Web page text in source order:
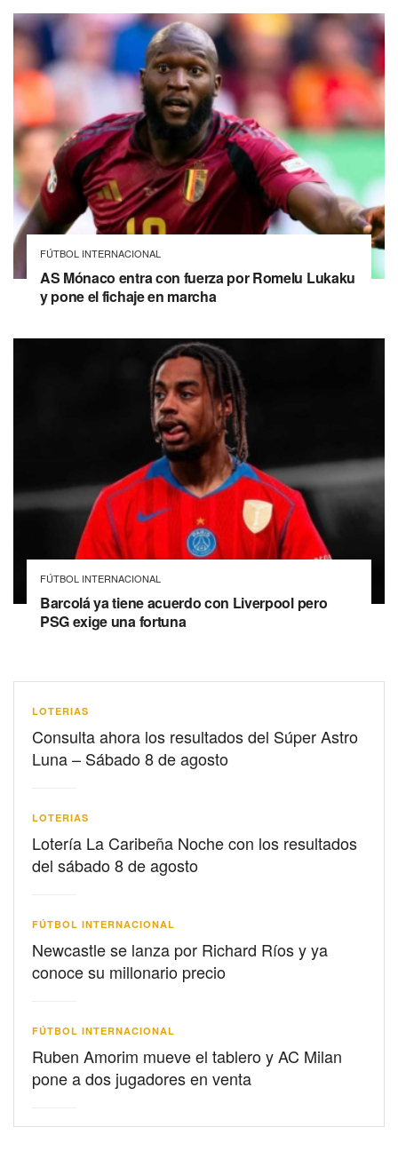
FÚTBOL INTERNACIONAL
AS Mónaco entra con fuerza por Romelu Lukaku
y pone el fichaje en marcha
FÚTBOL INTERNACIONAL
Barcolá ya tiene acuerdo con Liverpool pero
PSG exige una fortuna
LOTERIAS
Consulta ahora los resultados del Súper Astro
Luna – Sábado 8 de agosto
LOTERIAS
Lotería La Caribeña Noche con los resultados
del sábado 8 de agosto
FÚTBOL INTERNACIONAL
Newcastle se lanza por Richard Ríos y ya
conoce su millonario precio
FÚTBOL INTERNACIONAL
Ruben Amorim mueve el tablero y AC Milan
pone a dos jugadores en venta